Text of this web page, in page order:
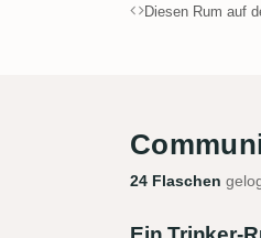
Diesen Rum auf
24 Flaschen